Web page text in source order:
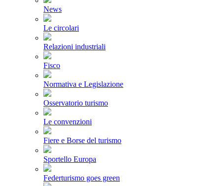
News
Le circolari
Relazioni industriali
Fisco
Normativa e Legislazione
Osservatorio turismo
Le convenzioni
Fiere e Borse del turismo
Sportello Europa
Federturismo goes green